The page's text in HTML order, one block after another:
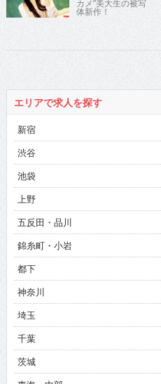
カメ”美大生の被写
体新作！
エリアで求人を探す
新宿
渋谷
池袋
上野
五反田・品川
錦糸町・小岩
都下
神奈川
埼玉
千葉
茨城